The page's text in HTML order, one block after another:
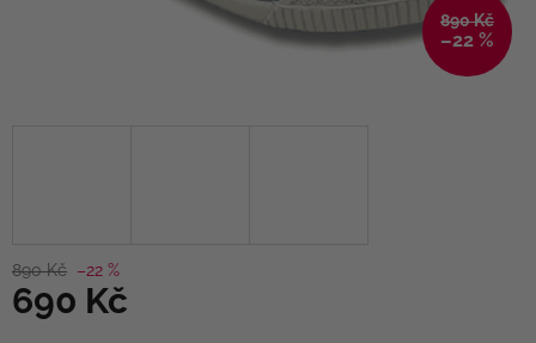
890 Kč
–22 %
890 Kč –22 %
690 Kč